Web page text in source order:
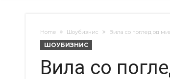
Home Шоубизнис Вила со поглед од
ШОУБИЗНИС
Вила со